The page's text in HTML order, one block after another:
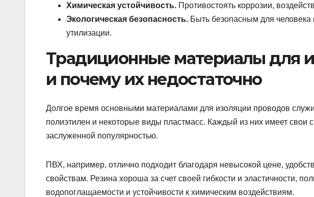
Химическая устойчивость. Противостоять коррозии,
Экологическая безопасность. Быть безопасным для
утилизации.
Традиционные материалы для
и почему их недостаточно
Долгое время основными материалами для изоляции проводов
полиэтилен и некоторые виды пластмасс. Каждый из них имеет свои
заслуженной популярностью.
ПВХ, например, отлично подходит благодаря невысокой цене,
свойствам. Резина хороша за счет своей гибкости и эластичности,
водопоглащаемости и устойчивости к химическим воздействиям.